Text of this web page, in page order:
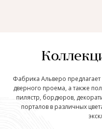
Фабрика Альверо
дверного проема, а также
пилястр, бордюров,
порталов в различных